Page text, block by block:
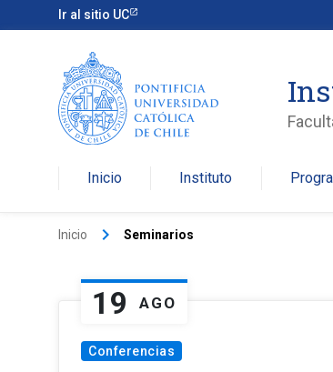
Ir al sitio UC
Inicio Instituto
Inicio keyboard_arrow_right Seminarios
19 AGO
Conferencias